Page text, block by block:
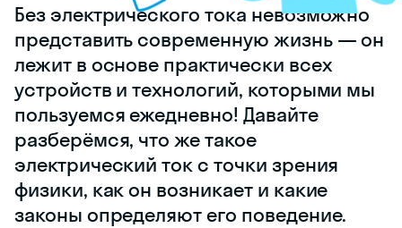
Без электрического тока невозможно
представить современную жизнь — он
лежит в основе практически всех
устройств и технологий, которыми мы
пользуемся ежедневно! Давайте
разберёмся, что же такое
электрический ток с точки зрения
физики, как он возникает и какие
законы определяют его поведение.